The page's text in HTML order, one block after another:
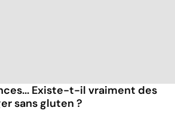
Existe-t-il vraiment des
sans gluten ?